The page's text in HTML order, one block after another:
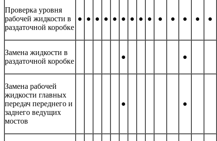
Проверка уровня
рабочей жидкости в
раздаточной коробке
● ● ● ● ● ● ● ● ● ● ● ● ● ●
Замена жидкости в
раздаточной коробке
● ●
Замена рабочей
жидкости главных
передач переднего и
заднего ведущих
мостов
● ●